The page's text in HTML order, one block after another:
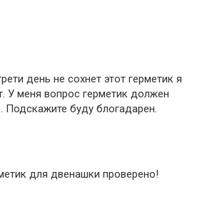
день не сохнет этот герметик я
У меня вопрос герметик должен
Подскажите буду блогадарен.
для двенашки проверено!